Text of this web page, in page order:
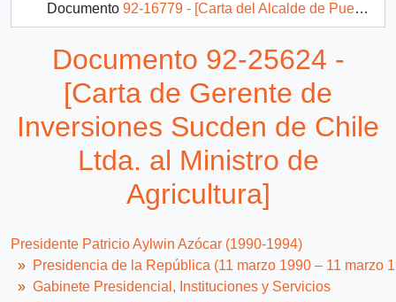
Documento 92-16779 - [Carta del Alcalde de Puerto Montt]
150 más...
Documento 92-25624 -
[Carta de Gerente de
Inversiones Sucden de Chile
Ltda. al Ministro de
Agricultura]
Presidente Patricio Aylwin Azócar (1990-1994)
Presidencia de la República (11 marzo 1990 – 11 marzo
Gabinete Presidencial, Instituciones y Servicios